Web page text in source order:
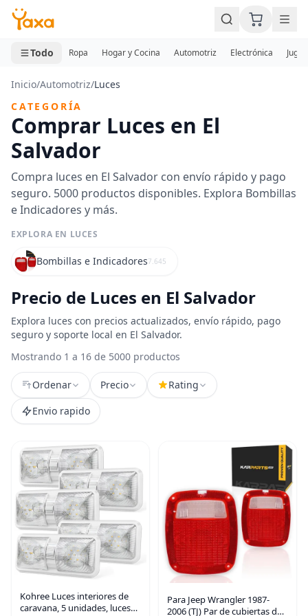
MINI CARRITO
0 productos
Todo Ropa Hogar y Cocina Automotriz Electrónica
Inicio/Automotriz/Luces
CATEGORÍA
Comprar Luces en El
Salvador
Compra luces en El Salvador con envío rápido y pago
seguro. 5000 productos disponibles. Explora Bombillas
e Indicadores y más.
EXPLORA EN LUCES
Bombillas e Indicadores7.645
Precio de Luces en El Salvador
Explora luces con precios actualizados, envío rápido, pago
seguro y soporte local en El Salvador.
Mostrando 1 a 16 de 5000 productos
Ordenar Precio
Rating
Envio rapido
Kohree Luces interiores de
caravana, 5 unidades, luces
Para Jeep Wrangler 1987-
2006 (TJ) Par de cubiertas de